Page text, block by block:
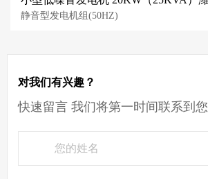
静音型发电机组(50HZ)
对我们有兴趣？
快速留言 我们将第一时间联系到您